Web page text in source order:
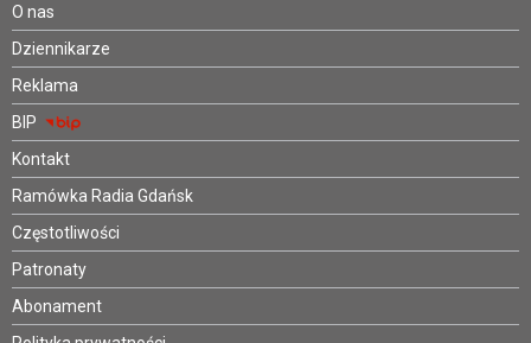
O nas
Dziennikarze
Reklama
BIP
Kontakt
Ramówka Radia Gdańsk
Częstotliwości
Patronaty
Abonament